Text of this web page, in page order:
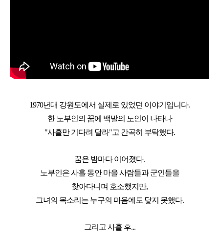
1970년대 강원도에서 실제로 있었던 이야기입니다.
한 노부인의 꿈에 백발의 노인이 나타나
"사흘만 기다려 달라"고 간곡히 부탁했다.
꿈은 밤마다 이어졌다.
노부인은 사흘 동안 마을 사람들과 군인들을
찾아다니며 호소했지만,
그녀의 목소리는 누구의 마음에도 닿지 못했다.
그리고 사흘 후...